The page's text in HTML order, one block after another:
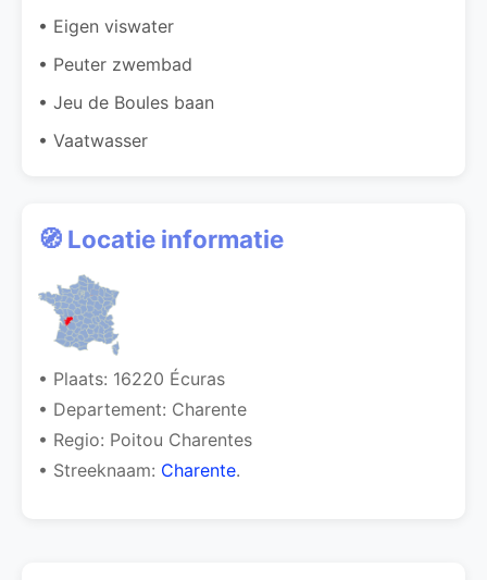
• Eigen viswater
• Peuter zwembad
• Jeu de Boules baan
• Vaatwasser
🧭 Locatie informatie
• Plaats: 16220 Écuras
• Departement: Charente
• Regio: Poitou Charentes
• Streeknaam: Charente.